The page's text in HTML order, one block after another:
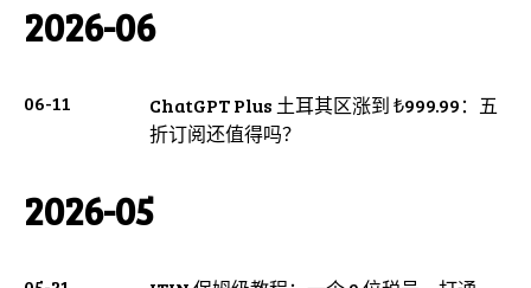
2026-06
06-11
ChatGPT Plus 土耳其区涨到 ₺999.99：五
折订阅还值得吗？
2026-05